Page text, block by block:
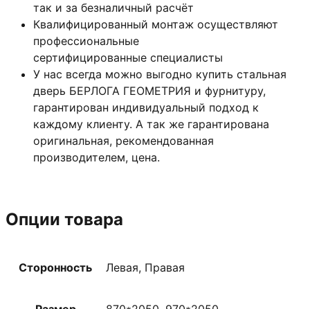
так и за безналичный расчёт
Квалифицированный монтаж осуществляют
профессиональные
сертифицированные специалисты
У нас всегда можно выгодно купить стальная
дверь БЕРЛОГА ГЕОМЕТРИЯ и фурнитуру,
гарантирован индивидуальный подход к
каждому клиенту. А так же гарантирована
оригинальная, рекомендованная
производителем, цена.
Опции товара
Сторонность Левая, Правая